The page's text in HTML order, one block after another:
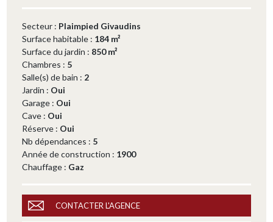
Secteur : Plaimpied Givaudins
Surface habitable : 184 m²
Surface du jardin : 850 m²
Chambres : 5
Salle(s) de bain : 2
Jardin : Oui
Garage : Oui
Cave : Oui
Réserve : Oui
Nb dépendances : 5
Année de construction : 1900
Chauffage : Gaz
CONTACTER L'AGENCE